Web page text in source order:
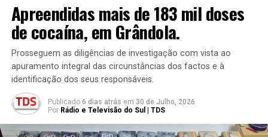
Apreendidas mais de 183 mil doses
de cocaína, em Grândola.
Prosseguem as diligências de investigação com vista ao
apuramento integral das circunstâncias dos factos e à
identificação dos seus responsáveis.
Publicado 6 dias atrás em 30 de Julho, 2026
Por Rádio e Televisão do Sul | TDS